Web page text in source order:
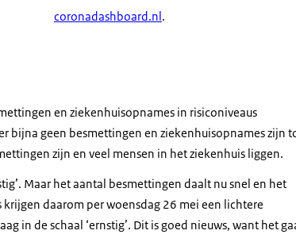
coronadashboard.nl.
en ziekenhuisopnames in risiconiveaus
bijna geen besmettingen en ziekenhuisopnames zijn
zijn en veel mensen in het ziekenhuis liggen.
Maar het aantal besmettingen daalt nu snel en het
daarom per woensdag 26 mei een lichtere
in de schaal ‘ernstig’. Dit is goed nieuws, want het